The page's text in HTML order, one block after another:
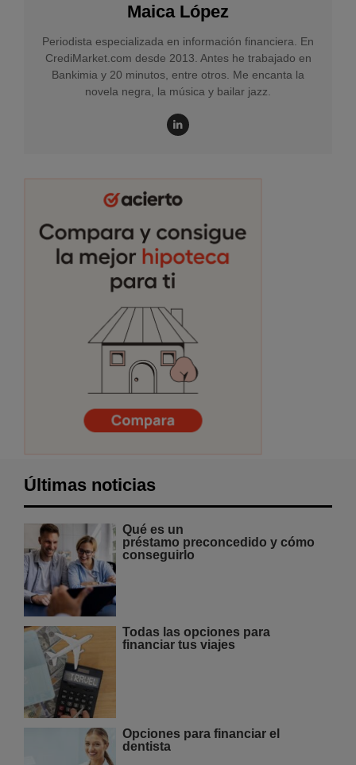
Maica López
Periodista especializada en información financiera. En
CrediMarket.com desde 2013. Antes he trabajado en
Bankimia y 20 minutos, entre otros. Me encanta la
novela negra, la música y bailar jazz.
Últimas noticias
Qué es un
préstamo preconcedido y cómo
conseguirlo
Todas las opciones para
financiar tus viajes
Opciones para financiar el
dentista